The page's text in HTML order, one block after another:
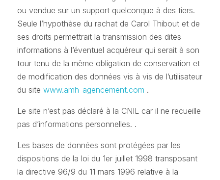
ou vendue sur un support quelconque à des tiers.
Seule l’hypothèse du rachat de Carol Thibout et de
ses droits permettrait la transmission des dites
informations à l’éventuel acquéreur qui serait à son
tour tenu de la même obligation de conservation et
de modification des données vis à vis de l’utilisateur
du site www.amh-agencement.com .
Le site n’est pas déclaré à la CNIL car il ne recueille
pas d’informations personnelles. .
Les bases de données sont protégées par les
dispositions de la loi du 1er juillet 1998 transposant
la directive 96/9 du 11 mars 1996 relative à la